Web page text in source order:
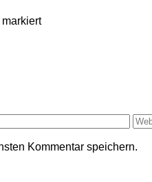
markiert
Kommentar speichern.